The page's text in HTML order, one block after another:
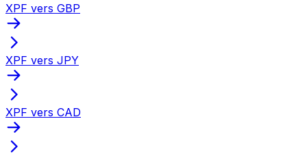
XPF vers GBP
XPF vers JPY
XPF vers CAD